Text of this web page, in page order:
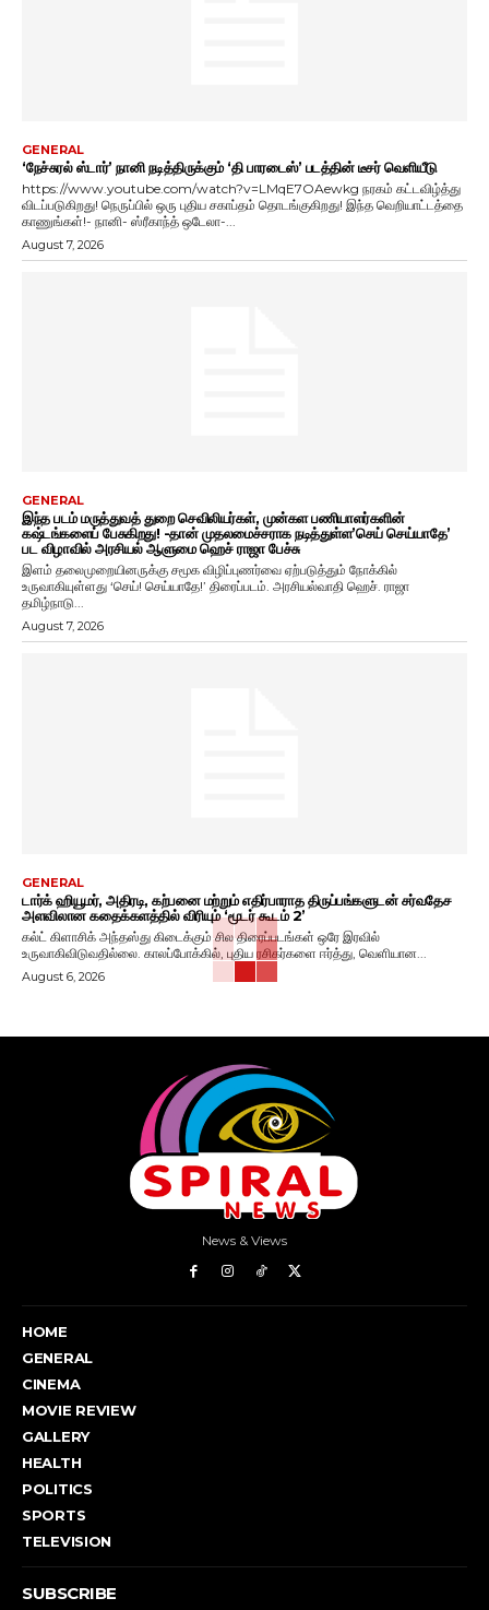
GENERAL
‘நேச்சுரல் ஸ்டார்’ நானி நடித்திருக்கும் ‘தி பாரடைஸ்’ படத்தின் டீசர் வெளியீடு
https://www.youtube.com/watch?v=LMqE7OAewkg நரகம் கட்டவிழ்த்து
விடப்படுகிறது! நெருப்பில் ஒரு புதிய சகாப்தம் தொடங்குகிறது! இந்த வெறியாட்டத்தை
காணுங்கள்!- நானி- ஸ்ரீகாந்த் ஒடேலா-...
August 7, 2026
GENERAL
இந்த படம் மருத்துவத் துறை செவிலியர்கள், முன்கள பணியாளர்களின்
கஷ்டங்களைப் பேசுகிறது! -தான் முதலமைச்சராக நடித்துள்ள’செய் செய்யாதே’
பட விழாவில் அரசியல் ஆளுமை ஹெச் ராஜா பேச்சு
இளம் தலைமுறையினருக்கு சமூக விழிப்புணர்வை ஏற்படுத்தும் நோக்கில்
உருவாகியுள்ளது ‘செய்! செய்யாதே!’ திரைப்படம். அரசியல்வாதி ஹெச். ராஜா
தமிழ்நாடு...
August 7, 2026
GENERAL
டார்க் ஹியூமர், அதிரடி, கற்பனை மற்றும் எதிர்பாராத திருப்பங்களுடன் சர்வதேச
அளவிலான கதைக்களத்தில் விரியும் ‘மூடர் கூடம் 2’
கல்ட் கிளாசிக் அந்தஸ்து கிடைக்கும் சில திரைப்படங்கள் ஒரே இரவில்
உருவாகிவிடுவதில்லை. காலப்போக்கில், புதிய ரசிகர்களை ஈர்த்து, வெளியான...
August 6, 2026
News & Views
HOME
GENERAL
CINEMA
MOVIE REVIEW
GALLERY
HEALTH
POLITICS
SPORTS
TELEVISION
SUBSCRIBE